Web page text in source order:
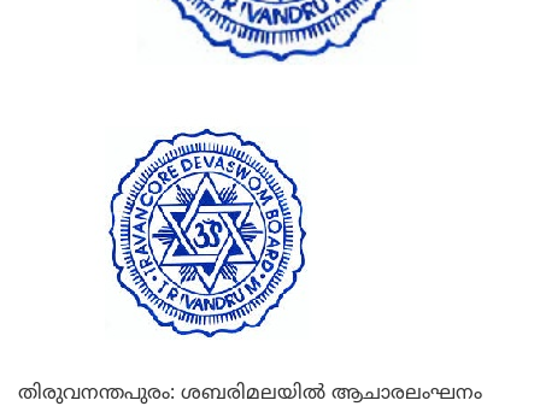
തിരുവനന്തപുരം: ശബരിമലയില്‍ ആചാരലംഘനം